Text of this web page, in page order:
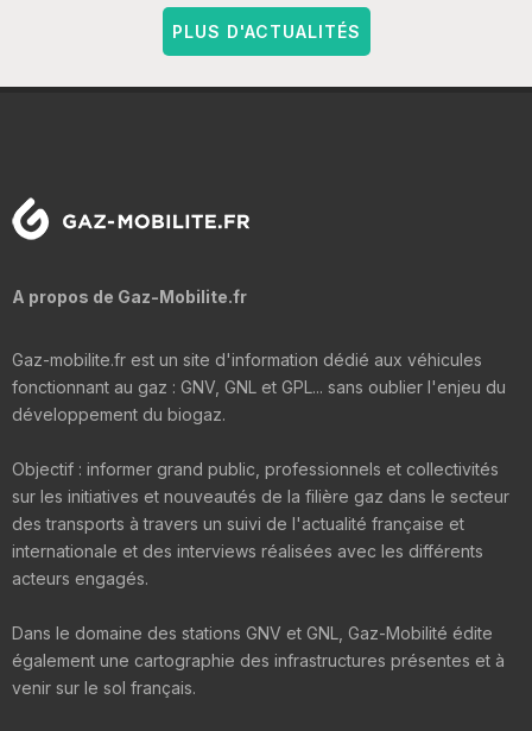
PLUS D'ACTUALITÉS
A propos de Gaz-Mobilite.fr
Gaz-mobilite.fr est un site d'information dédié aux véhicules
fonctionnant au gaz : GNV, GNL et GPL... sans oublier l'enjeu du
développement du biogaz.
Objectif : informer grand public, professionnels et collectivités
sur les initiatives et nouveautés de la filière gaz dans le secteur
des transports à travers un suivi de l'actualité française et
internationale et des interviews réalisées avec les différents
acteurs engagés.
Dans le domaine des stations GNV et GNL, Gaz-Mobilité édite
également une cartographie des infrastructures présentes et à
venir sur le sol français.